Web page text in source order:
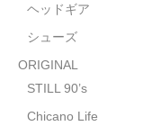
天ぷらまめすけ
C D / D V D
全商品（CD/DVD）
DJ SANTANA
ヘッドギア
シューズ
ORIGINAL
STILL 90’s
Chicano Life